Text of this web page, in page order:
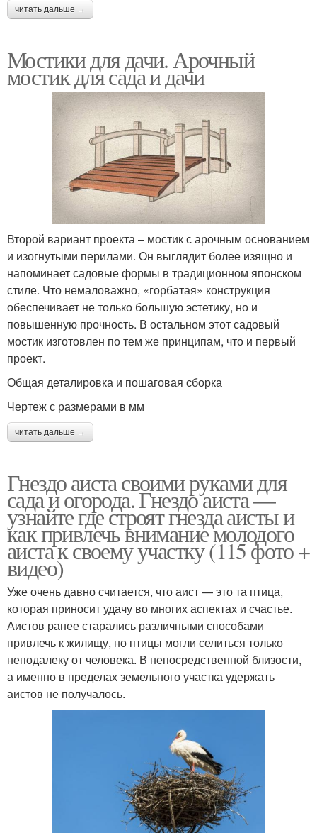
читать дальше →
Мостики для дачи. Арочный
мостик для сада и дачи
Второй вариант проекта – мостик с арочным основанием
и изогнутыми перилами. Он выглядит более изящно и
напоминает садовые формы в традиционном японском
стиле. Что немаловажно, «горбатая» конструкция
обеспечивает не только большую эстетику, но и
повышенную прочность. В остальном этот садовый
мостик изготовлен по тем же принципам, что и первый
проект.
Общая деталировка и пошаговая сборка
Чертеж с размерами в мм
читать дальше →
Гнездо аиста своими руками для
сада и огорода. Гнездо аиста —
узнайте где строят гнезда аисты и
как привлечь внимание молодого
аиста к своему участку (115 фото +
видео)
Уже очень давно считается, что аист — это та птица,
которая приносит удачу во многих аспектах и счастье.
Аистов ранее старались различными способами
привлечь к жилищу, но птицы могли селиться только
неподалеку от человека. В непосредственной близости,
а именно в пределах земельного участка удержать
аистов не получалось.